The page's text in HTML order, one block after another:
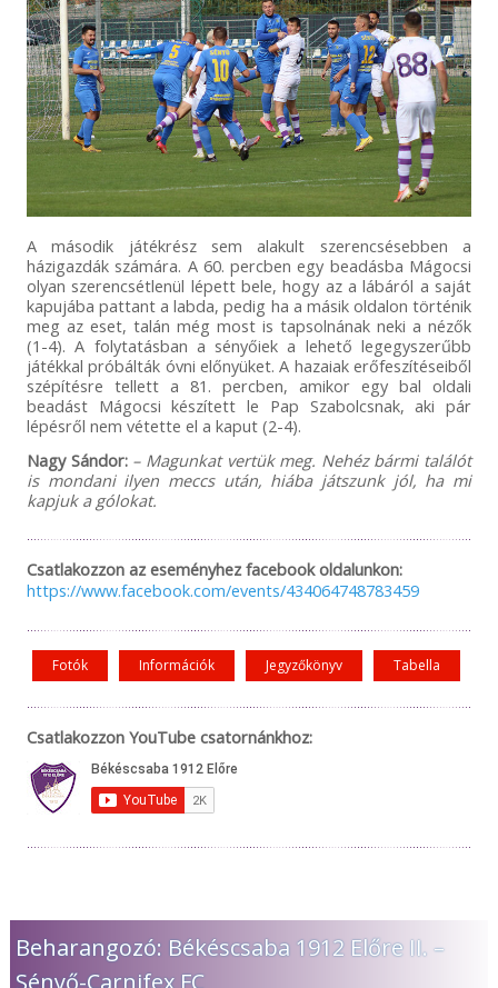
A második játékrész sem alakult szerencsésebben a
házigazdák számára. A 60. percben egy beadásba Mágocsi
olyan szerencsétlenül lépett bele, hogy az a lábáról a saját
kapujába pattant a labda, pedig ha a másik oldalon történik
meg az eset, talán még most is tapsolnának neki a nézők
(1-4). A folytatásban a sényőiek a lehető legegyszerűbb
játékkal próbálták óvni előnyüket. A hazaiak erőfeszítéseiből
szépítésre tellett a 81. percben, amikor egy bal oldali
beadást Mágocsi készített le Pap Szabolcsnak, aki pár
lépésről nem vétette el a kaput (2-4).
Nagy Sándor: – Magunkat vertük meg. Nehéz bármi találót
is mondani ilyen meccs után, hiába játszunk jól, ha mi
kapjuk a gólokat.
Csatlakozzon az eseményhez facebook oldalunkon:
https://www.facebook.com/events/434064748783459
Fotók Információk Jegyzőkönyv Tabella
Csatlakozzon YouTube csatornánkhoz:
Beharangozó: Békéscsaba 1912 Előre II. –
Sényő-Carnifex FC